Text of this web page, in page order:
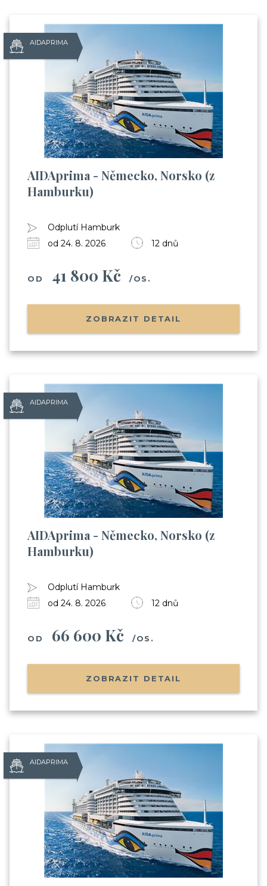
AIDAPRIMA
AIDAprima - Německo, Norsko (z
Hamburku)
Odplutí Hamburk
od 24. 8. 2026
12 dnů
OD 41 800 Kč /OS.
ZOBRAZIT DETAIL
AIDAPRIMA
AIDAprima - Německo, Norsko (z
Hamburku)
Odplutí Hamburk
od 24. 8. 2026
12 dnů
OD 66 600 Kč /OS.
ZOBRAZIT DETAIL
AIDAPRIMA